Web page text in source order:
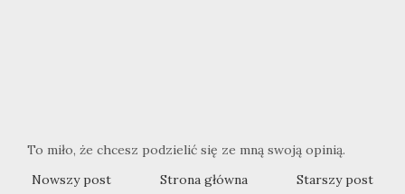
To miło, że chcesz podzielić się ze mną swoją opinią.
Nowszy post
Starszy post
Strona główna